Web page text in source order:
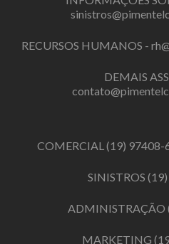
RECURSOS HUMANOS -
DEMAIS
COMERCIAL(19) 97408-
SINISTROS
ADMINISTRAÇÃO
MARKETING